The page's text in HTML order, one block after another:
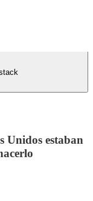
Unidos estaban